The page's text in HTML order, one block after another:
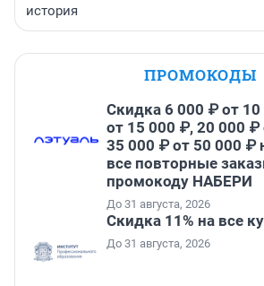
история
ПРОМОКОДЫ
Скидка 6 000 ₽ от
от 15 000 ₽, 20 000 ₽
35 000 ₽ от 50 000 ₽
все повторные
промокоду НАБЕРИ
До 31 августа, 2026
Скидка 11% на все
До 31 августа, 2026